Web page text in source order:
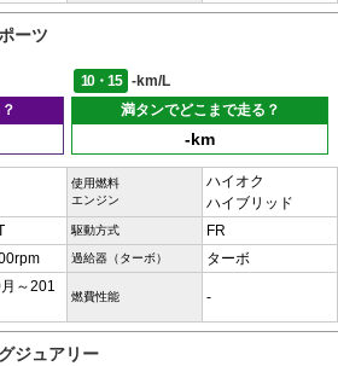
ーツ
10・15
-km/L
満タンでどこまで走る？
-km
使用燃料
エンジン
ハイオク
ハイブリッド
駆動方式 FR
過給器（ターボ） ターボ
～201
燃費性能 -
ジュアリー